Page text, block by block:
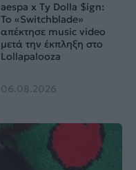
aespa x Ty Dolla $ign:
Το «Switchblade»
απέκτησε music video
μετά την έκπληξη στο
Lollapalooza
06.08.2026